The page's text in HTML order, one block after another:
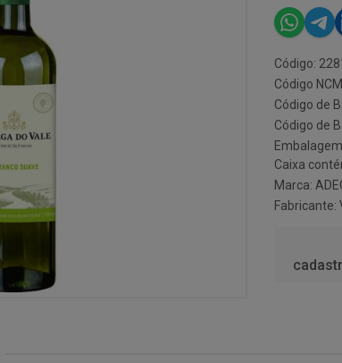
Código:
Código
Código de
Código de
Caixa
Marca:
Fabricante: